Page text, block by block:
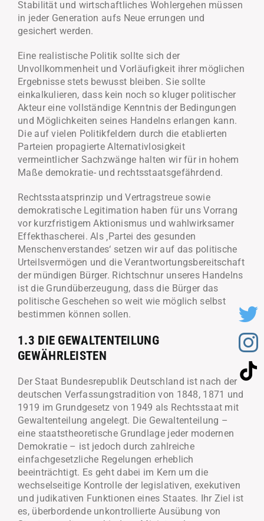
Stabilität und wirtschaftliches Wohlergehen müssen
in jeder Generation aufs Neue errungen und
gesichert werden.
Eine realistische Politik sollte sich der
Unvollkommenheit und Vorläufigkeit ihrer möglichen
Ergebnisse stets bewusst bleiben. Sie sollte
einkalkulieren, dass kein noch so kluger politischer
Akteur eine vollständige Kenntnis der Bedingungen
und Möglichkeiten seines Handelns erlangen kann.
Die auf vielen Politikfeldern durch die etablierten
Parteien propagierte Alternativlosigkeit
vermeintlicher Sachzwänge halten wir für in hohem
Maße demokratie- und rechtsstaatsgefährdend.
Rechtsstaatsprinzip und Vertragstreue sowie
demokratische Legitimation haben für uns Vorrang
vor kurzfristigem Aktionismus und wahlwirksamer
Effekthascherei. Als ‚Partei des gesunden
Menschenverstandes‘ setzen wir auf das politische
Urteilsvermögen und die Verantwortungsbereitschaft
der mündigen Bürger. Richtschnur unseres Handelns
ist die Grundüberzeugung, dass die Bürger das
politische Geschehen so weit wie möglich selbst
bestimmen können sollen.
1.3 DIE GEWALTENTEILUNG
GEWÄHRLEISTEN
Der Staat Bundesrepublik Deutschland ist nach der
deutschen Verfassungstradition von 1848, 1871 und
1919 im Grundgesetz von 1949 als Rechtsstaat mit
Gewaltenteilung angelegt. Die Gewaltenteilung –
eine staatstheoretische Grundlage jeder modernen
Demokratie – ist jedoch durch zahlreiche
einfachgesetzliche Regelungen erheblich
beeinträchtigt. Es geht dabei im Kern um die
wechselseitige Kontrolle der legislativen, exekutiven
und judikativen Funktionen eines Staates. Ihr Ziel ist
es, überbordende unkontrollierte Ausübung von